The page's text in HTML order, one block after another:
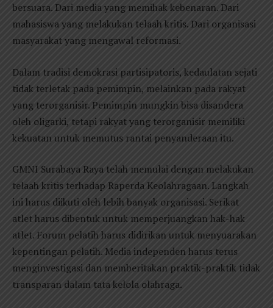
bersuara. Dari media yang memihak kebenaran. Dari
mahasiswa yang melakukan telaah kritis. Dari organisasi
masyarakat yang mengawal reformasi.
Dalam tradisi demokrasi partisipatoris, kedaulatan sejati
tidak terletak pada pemimpin, melainkan pada rakyat
yang terorganisir. Pemimpin mungkin bisa disandera
oleh oligarki, tetapi rakyat yang terorganisir memiliki
kekuatan untuk memutus rantai penyanderaan itu.
GMNI Surabaya Raya telah memulai dengan melakukan
telaah kritis terhadap Raperda Keolahragaan. Langkah
ini harus diikuti oleh lebih banyak organisasi. Serikat
atlet harus dibentuk untuk memperjuangkan hak-hak
atlet. Forum pelatih harus didirikan untuk menyuarakan
kepentingan pelatih. Media independen harus terus
menginvestigasi dan memberitakan praktik-praktik tidak
transparan dalam tata kelola olahraga.